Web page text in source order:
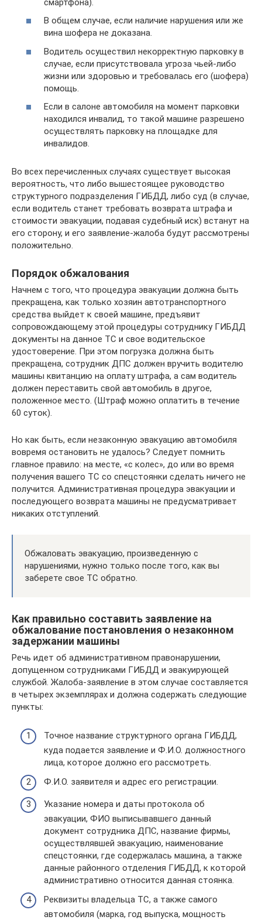
В общем случае, если наличие нарушения или же
вина шофера не доказана.
Водитель осуществил некорректную парковку в
случае, если присутствовала угроза чьей-либо
жизни или здоровью и требовалась его (шофера)
помощь.
Если в салоне автомобиля на момент парковки
находился инвалид, то такой машине разрешено
осуществлять парковку на площадке для
инвалидов.
Во всех перечисленных случаях существует высокая
вероятность, что либо вышестоящее руководство
структурного подразделения ГИБДД, либо суд (в случае,
если водитель станет требовать возврата штрафа и
стоимости эвакуации, подавая судебный иск) встанут на
его сторону, и его заявление-жалоба будут рассмотрены
положительно.
Порядок обжалования
Начнем с того, что процедура эвакуации должна быть
прекращена, как только хозяин автотранспортного
средства выйдет к своей машине, предъявит
сопровождающему этой процедуры сотруднику ГИБДД
документы на данное ТС и свое водительское
удостоверение. При этом погрузка должна быть
прекращена, сотрудник ДПС должен вручить водителю
машины квитанцию на оплату штрафа, а сам водитель
должен переставить свой автомобиль в другое,
положенное место. (Штраф можно оплатить в течение
60 суток).
Но как быть, если незаконную эвакуацию автомобиля
вовремя остановить не удалось? Следует помнить
главное правило: на месте, «с колес», до или во время
получения вашего ТС со спецстоянки сделать ничего не
получится. Административная процедура эвакуации и
последующего возврата машины не предусматривает
никаких отступлений.
Обжаловать эвакуацию, произведенную с
нарушениями, нужно только после того, как вы
заберете свое ТС обратно.
Как правильно составить заявление на
обжалование постановления о незаконном
задержании машины
Речь идет об административном правонарушении,
допущенном сотрудниками ГИБДД и эвакуирующей
службой. Жалоба-заявление в этом случае составляется
в четырех экземплярах и должна содержать следующие
пункты:
Точное название структурного органа ГИБДД,
куда подается заявление и Ф.И.О. должностного
лица, которое должно его рассмотреть.
Ф.И.О. заявителя и адрес его регистрации.
Указание номера и даты протокола об
эвакуации, ФИО выписывавшего данный
документ сотрудника ДПС, название фирмы,
осуществлявшей эвакуацию, наименование
спецстоянки, где содержалась машина, а также
данные районного отделения ГИБДД, к которой
административно относится данная стоянка.
Реквизиты владельца ТС, а также самого
автомобиля (марка, год выпуска, мощность